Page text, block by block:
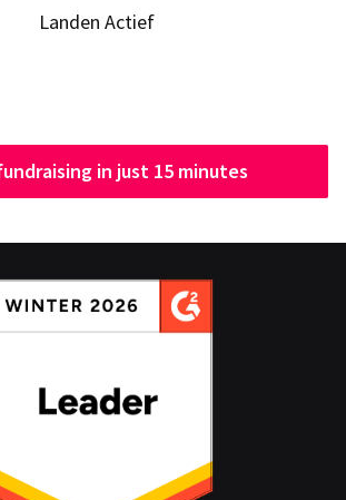
Landen Actief
in just 15 minutes